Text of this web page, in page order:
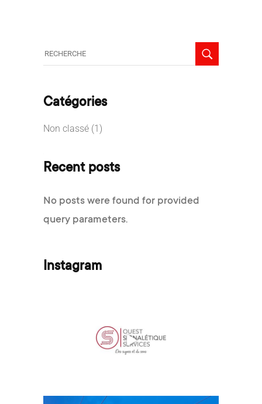
Catégories
Non classé (1)
Recent posts
No posts were found for provided
query parameters.
Instagram